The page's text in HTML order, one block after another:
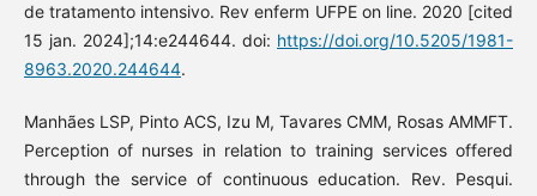
de tratamento intensivo. Rev enferm UFPE on line. 2020 [cited
15 jan. 2024];14:e244644. doi: https://doi.org/10.5205/1981-
8963.2020.244644.
Manhães LSP, Pinto ACS, Izu M, Tavares CMM, Rosas AMMFT.
Perception of nurses in relation to training services offered
through the service of continuous education. Rev. Pesqui.